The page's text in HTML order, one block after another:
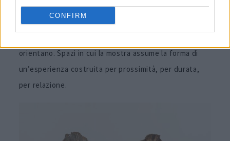
CONFIRM
Il ritorno aSt. Moritzcontinua a sviluppare una
riflessione sulle modalità contemporanee di esporre e
orientano. Spazi in cui la mostra assume la forma di
un’esperienza costruita per prossimità, per durata,
per relazione.